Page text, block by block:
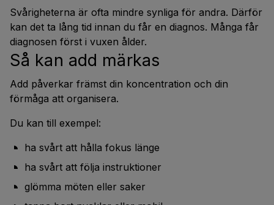
Svårigheterna är ofta mindre synliga för andra. Därför
kan det ta lång tid innan du får en diagnos. Många får
diagnosen först i vuxen ålder.
Så kan add märkas
Add påverkar främst din koncentration och din
förmåga att organisera.
Du kan till exempel:
ha svårt att hålla fokus länge
ha svårt att följa instruktioner
glömma möten eller saker